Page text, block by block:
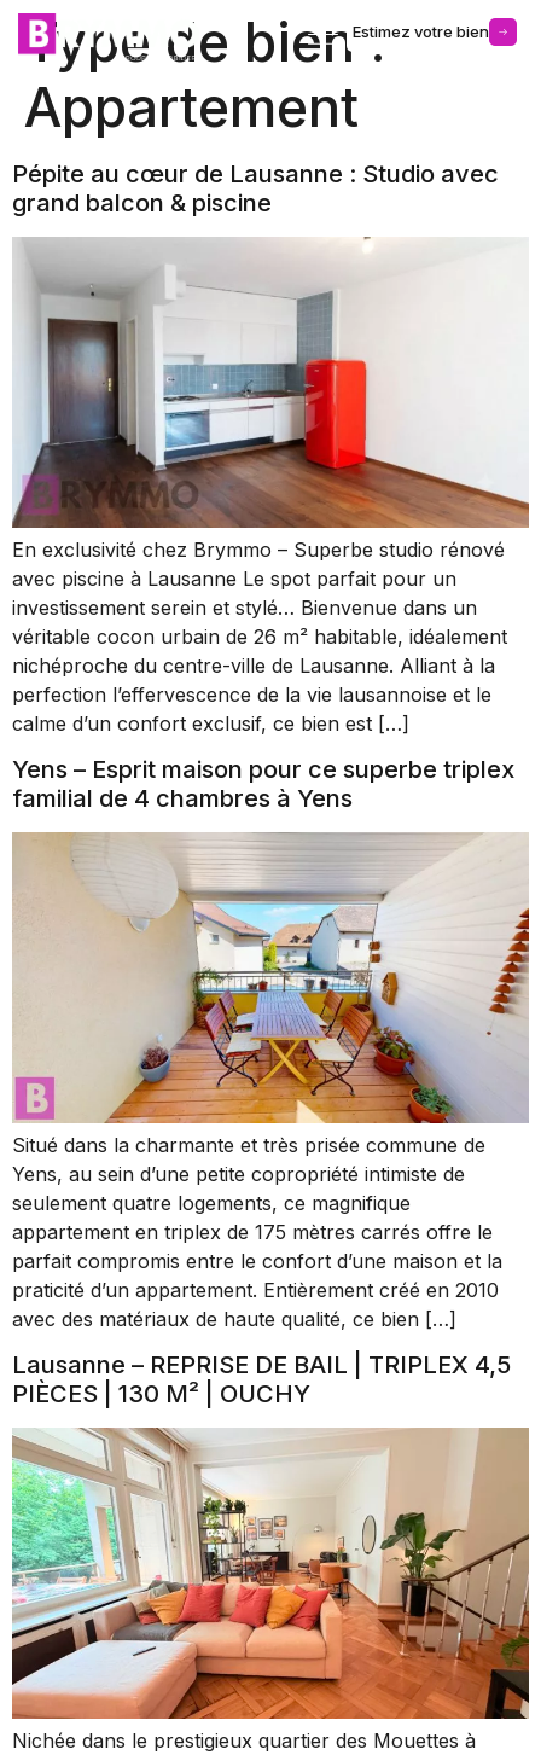
Estimez votre bien
Type de bien :
Appartement
Pépite au cœur de Lausanne : Studio avec
grand balcon & piscine
En exclusivité chez Brymmo – Superbe studio rénové
avec piscine à Lausanne Le spot parfait pour un
investissement serein et stylé… Bienvenue dans un
véritable cocon urbain de 26 m² habitable, idéalement
nichéproche du centre-ville de Lausanne. Alliant à la
perfection l’effervescence de la vie lausannoise et le
calme d’un confort exclusif, ce bien est […]
Yens – Esprit maison pour ce superbe triplex
familial de 4 chambres à Yens
Situé dans la charmante et très prisée commune de
Yens, au sein d’une petite copropriété intimiste de
seulement quatre logements, ce magnifique
appartement en triplex de 175 mètres carrés offre le
parfait compromis entre le confort d’une maison et la
praticité d’un appartement. Entièrement créé en 2010
avec des matériaux de haute qualité, ce bien […]
Lausanne – REPRISE DE BAIL | TRIPLEX 4,5
PIÈCES | 130 M² | OUCHY
Nichée dans le prestigieux quartier des Mouettes à